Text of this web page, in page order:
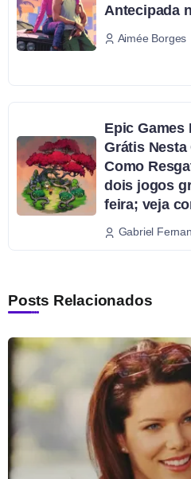
Antecipada
Aimée Borges
Epic Games
Grátis Nesta
Como
dois jogos
feira; veja
Gabriel
Posts Relacionados